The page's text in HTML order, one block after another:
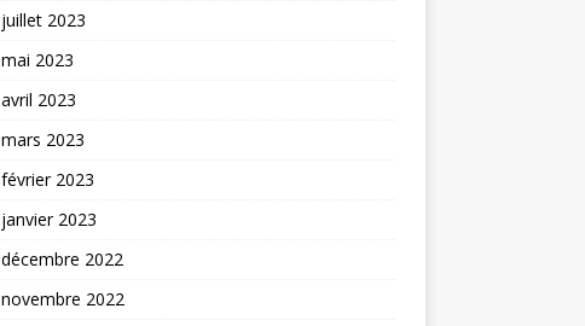
juillet 2023
mai 2023
avril 2023
mars 2023
février 2023
janvier 2023
décembre 2022
novembre 2022